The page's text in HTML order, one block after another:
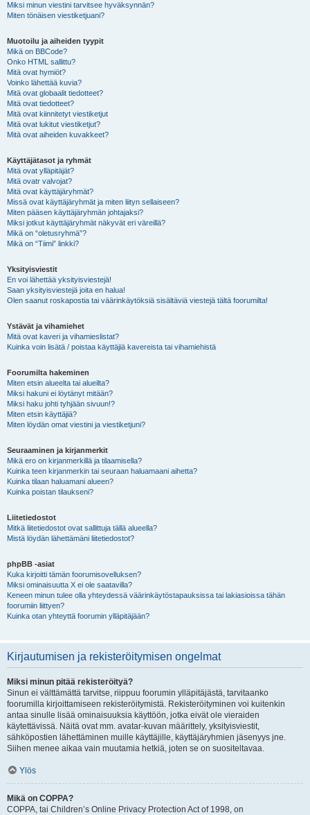
Miksi minun viestini tarvitsee hyväksynnän?
Miten tönäisen viestiketjuani?
Muotoilu ja aiheiden tyypit
Mikä on BBCode?
Onko HTML sallittu?
Mitä ovat hymiöt?
Voinko lähettää kuvia?
Mitä ovat globaalit tiedotteet?
Mitä ovat tiedotteet?
Mitä ovat kiinnitetyt viestiketjut
Mitä ovat lukitut viestiketjut?
Mitä ovat aiheiden kuvakkeet?
Käyttäjätasot ja ryhmät
Mitä ovat ylläpitäjät?
Mitä ovatr valvojat?
Mitä ovat käyttäjäryhmät?
Missä ovat käyttäjäryhmät ja miten liityn sellaiseen?
Miten pääsen käyttäjäryhmän johtajaksi?
Miksi jotkut käyttäjäryhmät näkyvät eri väreillä?
Mikä on “oletusryhmä”?
Mikä on “Tiimi” linkki?
Yksityisviestit
En voi lähettää yksityisviestejä!
Saan yksityisviestejä joita en halua!
Olen saanut roskapostia tai väärinkäytöksiä sisältäviä viestejä tältä foorumilta!
Ystävät ja vihamiehet
Mitä ovat kaveri ja vihamieslistat?
Kuinka voin lisätä / poistaa käyttäjiä kavereista tai vihamiehistä
Foorumilta hakeminen
Miten etsin alueelta tai alueilta?
Miksi hakuni ei löytänyt mitään?
Miksi haku johti tyhjään sivuun!?
Miten etsin käyttäjiä?
Miten löydän omat viestini ja viestiketjuni?
Seuraaminen ja kirjanmerkit
Mikä ero on kirjanmerkillä ja tilaamisella?
Kuinka teen kirjanmerkin tai seuraan haluamaani aihetta?
Kuinka tilaan haluamani alueen?
Kuinka poistan tilaukseni?
Liitetiedostot
Mitkä liitetiedostot ovat sallittuja tällä alueella?
Mistä löydän lähettämäni liitetiedostot?
phpBB -asiat
Kuka kirjoitti tämän foorumisovelluksen?
Miksi ominaisuutta X ei ole saatavilla?
Keneen minun tulee olla yhteydessä väärinkäytöstapauksissa tai lakiasioissa tähän
foorumiin liittyen?
Kuinka otan yhteyttä foorumin ylläpitäjään?
Kirjautumisen ja rekisteröitymisen ongelmat
Miksi minun pitää rekisteröityä?
Sinun ei välttämättä tarvitse, riippuu foorumin ylläpitäjästä, tarvitaanko
foorumilla kirjoittamiseen rekisteröitymistä. Rekisteröityminen voi kuitenkin
antaa sinulle lisää ominaisuuksia käyttöön, jotka eivät ole vieraiden
käytettävissä. Näitä ovat mm. avatar-kuvan määrittely, yksityisviestit,
sähköpostien lähettäminen muille käyttäjille, käyttäjäryhmien jäsenyys jne.
Siihen menee aikaa vain muutamia hetkiä, joten se on suositeltavaa.
Ylös
Mikä on COPPA?
COPPA, tai Children’s Online Privacy Protection Act of 1998, on